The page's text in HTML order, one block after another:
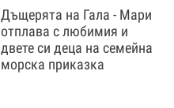
Дъщерята на Гала - Мари
отплава с любимия и
двете си деца на семейна
морска приказка